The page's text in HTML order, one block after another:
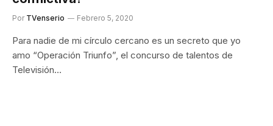
Por TVenserio Febrero 5, 2020
Para nadie de mi círculo cercano es un secreto que yo
amo “Operación Triunfo”, el concurso de talentos de
Televisión…